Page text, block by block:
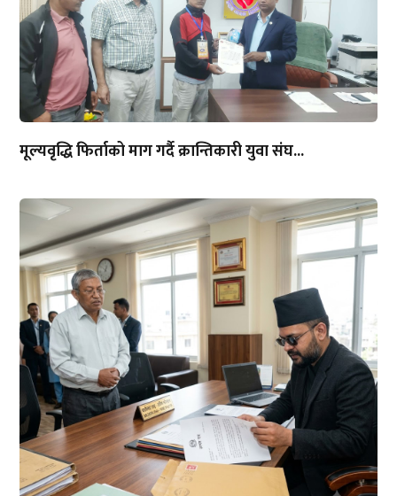
मूल्यवृद्धि फिर्ताको माग गर्दै क्रान्तिकारी युवा संघ...